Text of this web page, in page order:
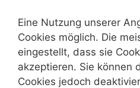
Eine Nutzung unserer
Cookies möglich. Die
eingestellt, dass sie
akzeptieren. Sie können
Cookies jedoch